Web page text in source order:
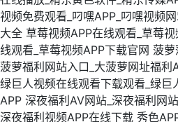
视频免费观看_叼嘿APP_叼嘿视频
大全 草莓视频APP在线观看_草莓
线观看_草莓视频APP下载官网 菠萝
菠萝福利网站入口_大菠萝网址福利
绿巨人视频在线观看下载观看_绿巨
APP 深夜福利AV网站_深夜福利网
深夜福利视频APP在线下载 秀色